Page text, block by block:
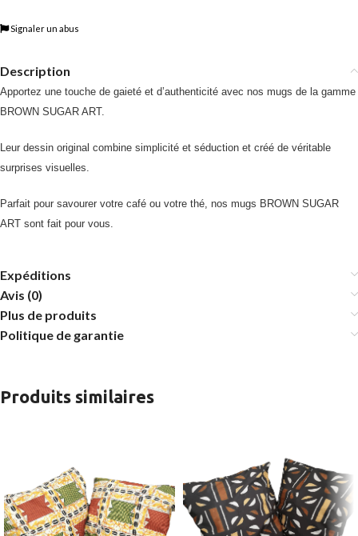
Signaler un abus
Description
Apportez une touche de gaieté et d’authenticité avec nos mugs de la gamme
BROWN SUGAR ART.
Leur dessin original combine simplicité et séduction et créé de véritable
surprises visuelles.
Parfait pour savourer votre café ou votre thé, nos mugs BROWN SUGAR
ART sont fait pour vous.
Expéditions
Avis (0)
Plus de produits
Politique de garantie
Produits similaires